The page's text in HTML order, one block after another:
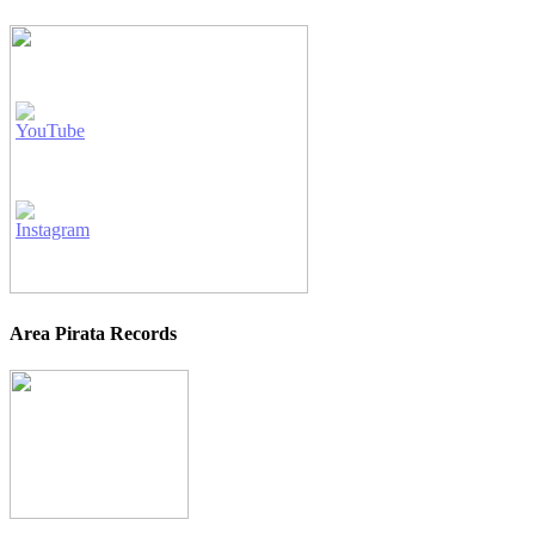
Area Pirata Records